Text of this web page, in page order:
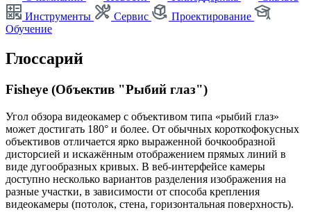
Инструменты
Сервис
Проектирование
Обучение
Глоссарий
Fisheye (Объектив "Рыбий глаз")
Угол обзора видеокамер с объективом типа «рыбий глаз»
может достигать 180° и более. От обычных короткофокусных
объективов отличается ярко выраженной бочкообразной
дисторсией и искажённым отображением прямых линий в
виде дугообразных кривых. В веб-интерфейсе камеры
доступно несколько вариантов разделения изображения на
разные участки, в зависимости от способа крепления
видеокамеры (потолок, стена, горизонтальная поверхность).